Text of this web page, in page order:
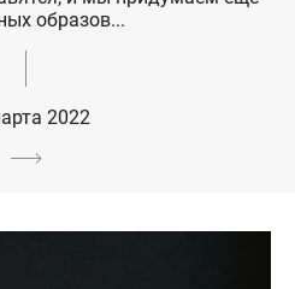
образов...
2022